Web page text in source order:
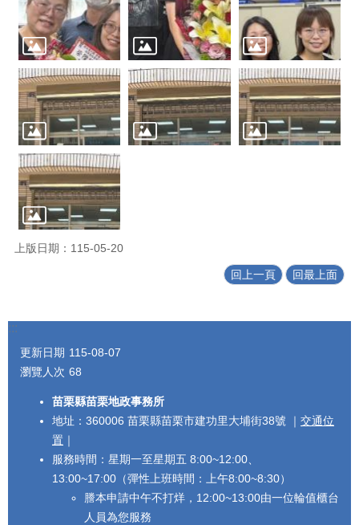
上版日期：115-05-20
回上一頁 回最上面
:::
更新日期 115-08-07
瀏覽人次 68
苗栗縣苗栗地政事務所
地址：360006 苗栗縣苗栗市建功里大埔街38號 ｜ 交通位
置 ｜
服務時間：星期一至星期五 8:00~12:00、
13:00~17:00（彈性上班時間：上午8:00~8:30）
謄本申請中午不打烊，12:00~13:00由一位輪值櫃台
人員為您服務